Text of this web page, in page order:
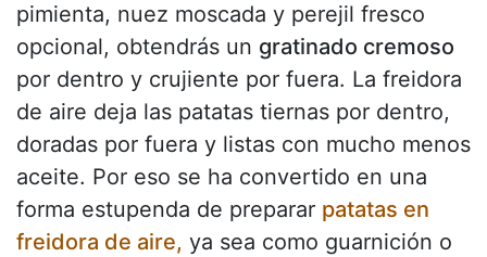
pimienta, nuez moscada y perejil fresco
opcional, obtendrás un gratinado cremoso
por dentro y crujiente por fuera. La freidora
de aire deja las patatas tiernas por dentro,
doradas por fuera y listas con mucho menos
aceite. Por eso se ha convertido en una
forma estupenda de preparar patatas en
freidora de aire, ya sea como guarnición o